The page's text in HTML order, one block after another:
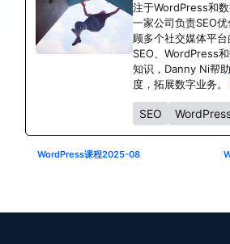
注于WordPress和
一家公司负责SEO
顾多个社交媒体平
SEO、WordPress
知识，Danny Ni帮
度，拓展数字业务。
SEO
WordPress课程2025-08